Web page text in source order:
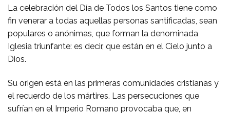
La celebración del Día de Todos los Santos tiene como
fin venerar a todas aquellas personas santificadas, sean
populares o anónimas, que forman la denominada
Iglesia triunfante: es decir, que están en el Cielo junto a
Dios.
Su origen está en las primeras comunidades cristianas y
el recuerdo de los mártires. Las persecuciones que
sufrían en el Imperio Romano provocaba que, en